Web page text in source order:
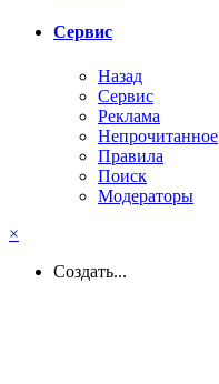
Сервис
Назад
Сервис
Реклама
Непрочитанное
Правила
Поиск
Модераторы
×
Создать...